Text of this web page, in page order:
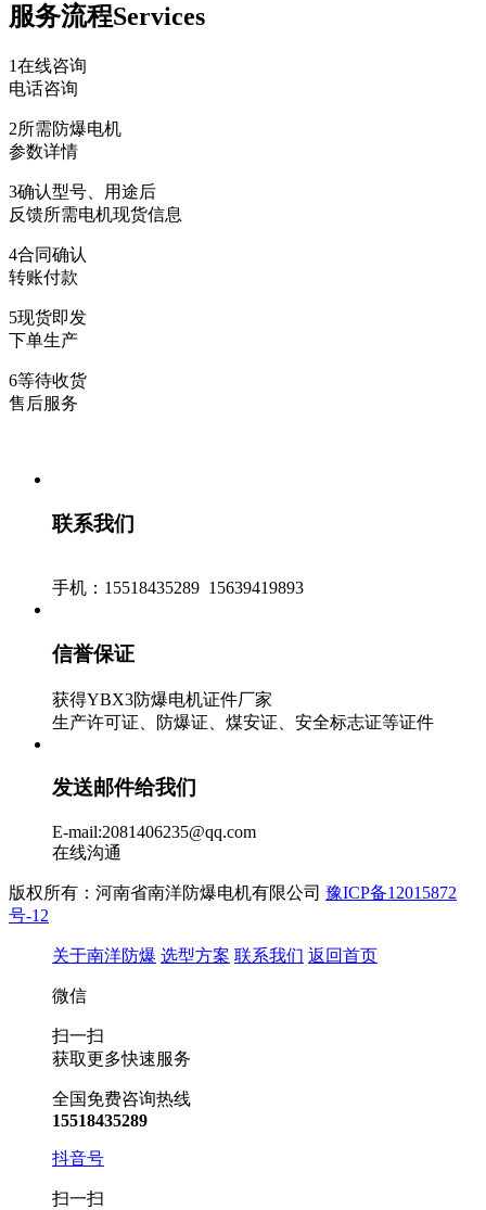
服务流程Services
1在线咨询
电话咨询
2所需防爆电机
参数详情
3确认型号、用途后
反馈所需电机现货信息
4合同确认
转账付款
5现货即发
下单生产
6等待收货
售后服务
联系我们
手机：15518435289 15639419893
信誉保证
获得YBX3防爆电机证件厂家
生产许可证、防爆证、煤安证、安全标志证等证件
发送邮件给我们
E-mail:2081406235@qq.com
在线沟通
版权所有：河南省南洋防爆电机有限公司 豫ICP备12015872
号-12
关于南洋防爆 选型方案 联系我们 返回首页
微信
扫一扫
获取更多快速服务
全国免费咨询热线
15518435289
抖音号
扫一扫